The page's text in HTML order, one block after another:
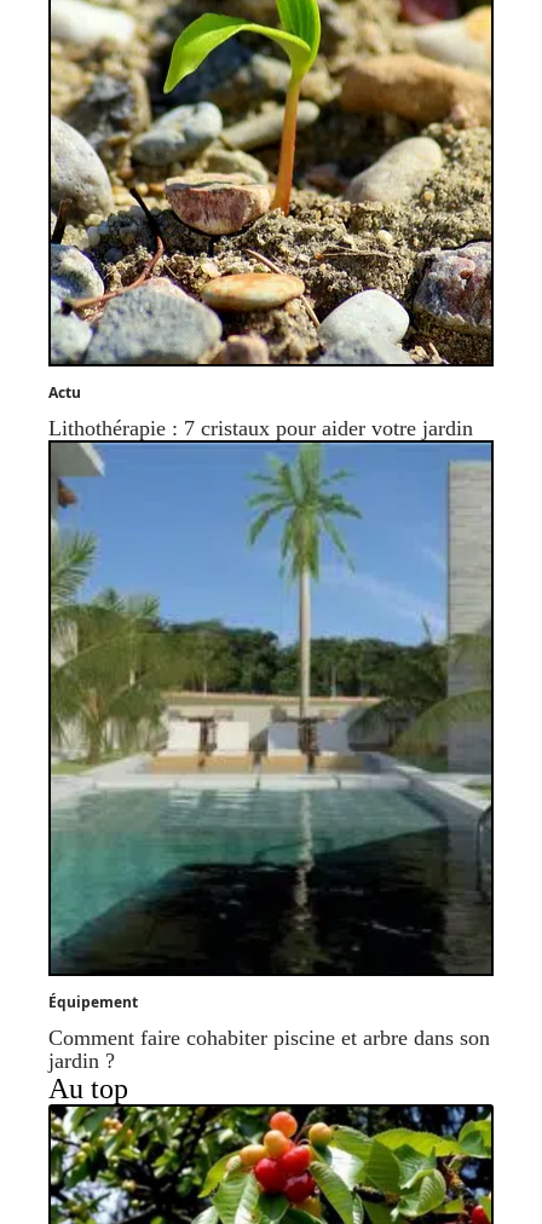
Actu
Lithothérapie : 7 cristaux pour aider votre jardin
Équipement
Comment faire cohabiter piscine et arbre dans son
jardin ?
Au top